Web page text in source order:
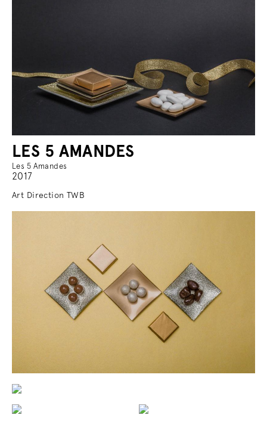
LES 5 AMANDES
Les 5 Amandes
2017
Art Direction TWB